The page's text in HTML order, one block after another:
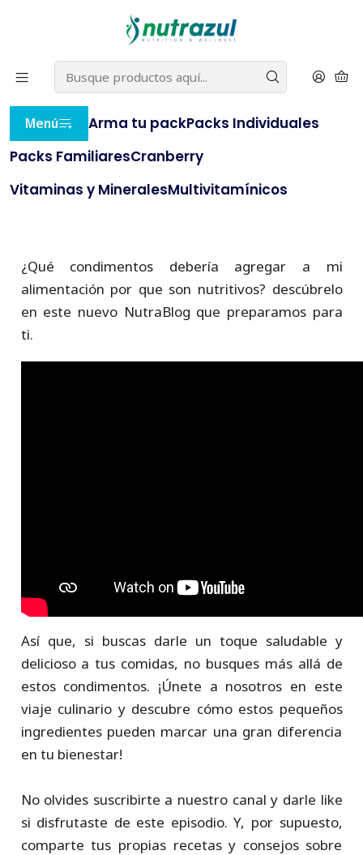
Menú Arma tu packPacks Individuales
Packs FamiliaresCranberry
Vitaminas y MineralesMultivitamínicos
⭐ con el cupón BLACKNUTRAZUL
AQUÍ
Inicio NutraBlog
Condimentos para complementar tu alimentación
Condimentos para
complementar tu
alimentación
¿Qué condimentos debería agregar a mi
alimentación por que son nutritivos? descúbrelo
en este nuevo NutraBlog que preparamos para
ti.
Así que, si buscas darle un toque saludable y
delicioso a tus comidas, no busques más allá de
estos condimentos. ¡Únete a nosotros en este
viaje culinario y descubre cómo estos pequeños
ingredientes pueden marcar una gran diferencia
en tu bienestar!
No olvides suscribirte a nuestro canal y darle like
si disfrutaste de este episodio. Y, por supuesto,
comparte tus propias recetas y consejos sobre